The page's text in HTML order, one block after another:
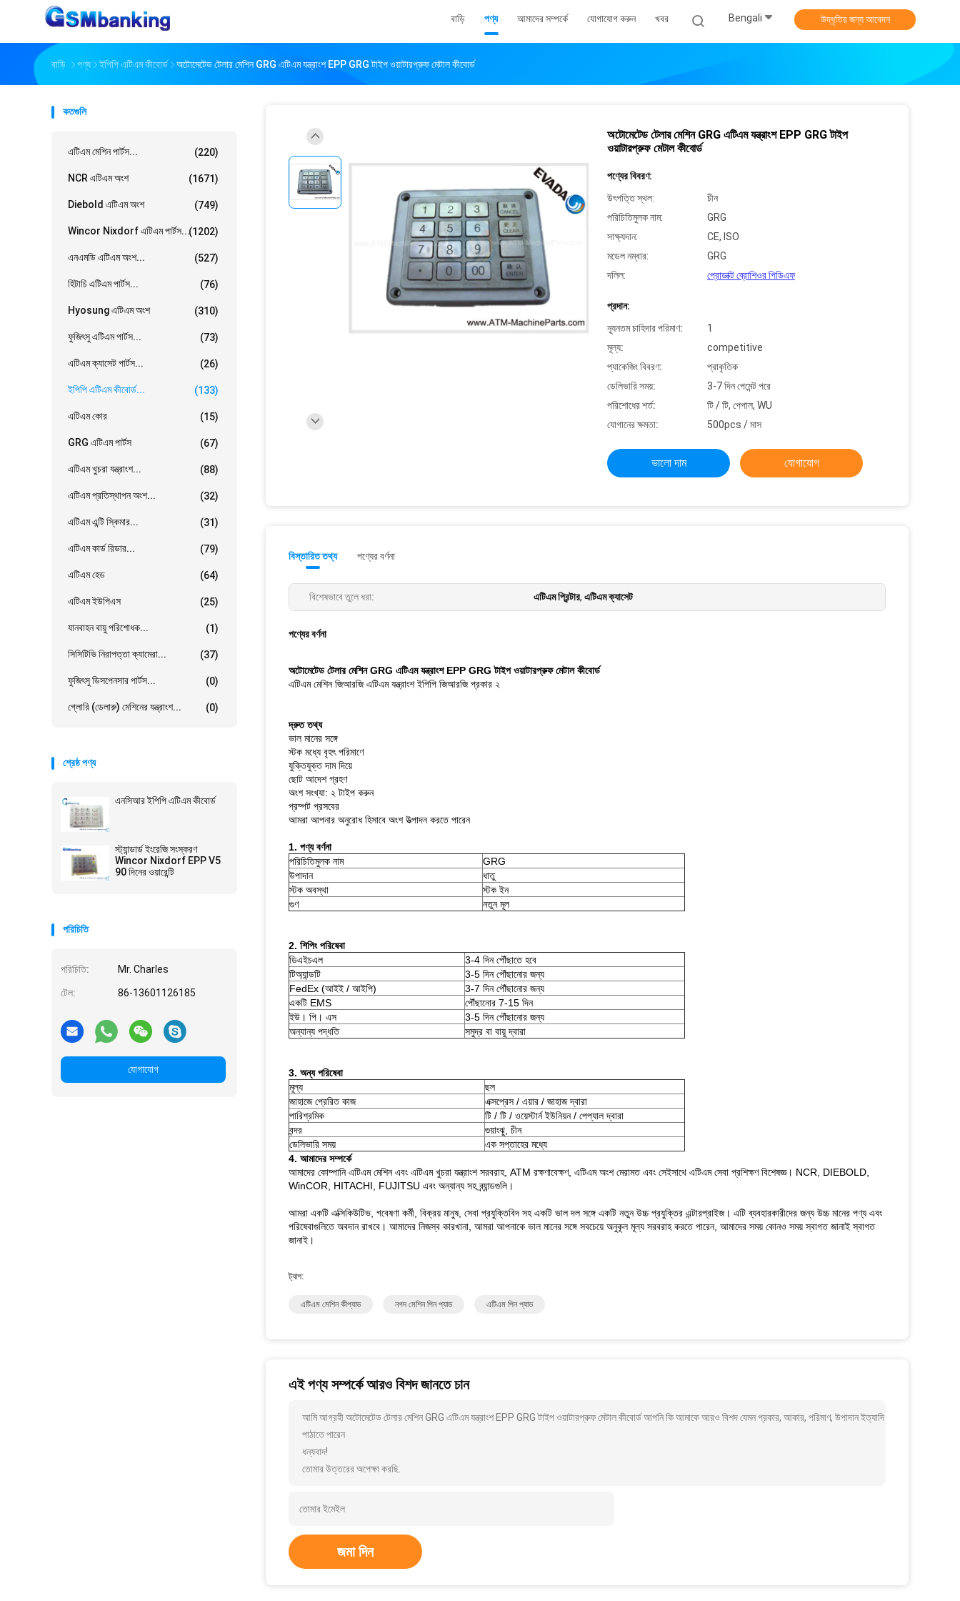
বাড়ি পণ্য আমাদের সম্পর্কে যোগাযোগ করুন খবর Bengali উদ্ধৃতির জন্য আবেদন
বাড়ি পণ্য ইপিপি এটিএম কীবোর্ড অটোমেটেড টেলার মেশিন GRG এটিএম যন্ত্রাংশ EPP GRG টাইপ ওয়াটারপ্রুফ মেটাল কীবোর্ড
কতগুলি
এটিএম মেশিন পার্টস... (220)
NCR এটিএম অংশ (1671)
Diebold এটিএম অংশ (749)
Wincor Nixdorf এটিএম পার্টস...(1202)
এনএমডি এটিএম অংশ... (527)
হিটাচি এটিএম পার্টস... (76)
Hyosung এটিএম অংশ (310)
ফুজিৎসু এটিএম পার্টস... (73)
এটিএম ক্যাসেট পার্টস... (26)
ইপিপি এটিএম কীবোর্ড... (133)
এটিএম কোর (15)
GRG এটিএম পার্টস (67)
এটিএম খুচরা যন্ত্রাংশ... (88)
এটিএম প্রতিস্থাপন অংশ... (32)
এটিএম এন্টি স্কিমার... (31)
এটিএম কার্ড রিডার... (79)
এটিএম হেড (64)
এটিএম ইউপিএস (25)
যানবাহন বায়ু পরিশোধক... (1)
সিসিটিভি নিরাপত্তা ক্যামেরা... (37)
ফুজিৎসু ডিসপেনসার পার্টস... (0)
গ্লোরি (ডেলারু) মেশিনের যন্ত্রাংশ... (0)
শ্রেষ্ঠ পণ্য
এনসিআর ইপিপি এটিএম কীবোর্ড
স্ট্যান্ডার্ড ইংরেজি সংস্করণ
Wincor Nixdorf EPP V5
90 দিনের ওয়ারেন্টি
পরিচিতি
পরিচিতি: Mr. Charles
টেল: 86-13601126185
যোগাযোগ
অটোমেটেড টেলার মেশিন GRG এটিএম যন্ত্রাংশ EPP GRG টাইপ
ওয়াটারপ্রুফ মেটাল কীবোর্ড
পণ্যের বিবরণ:
উৎপত্তি স্থল:
চীন
পরিচিতিমুলক নাম:
GRG
সাক্ষ্যদান:
CE, ISO
মডেল নম্বার:
GRG
দলিল:
প্রোডাক্ট ব্রোশিওর পিডিএফ
প্রদান:
ন্যূনতম চাহিদার পরিমাণ:
1
মূল্য:
competitive
প্যাকেজিং বিবরণ:
প্রাকৃতিক
ডেলিভারি সময়:
3-7 দিন পেমেন্ট পরে
পরিশোধের শর্ত:
টি / টি, পেপাল, WU
যোগানের ক্ষমতা:
500pcs / মাস
ভালো দাম যোগাযোগ
বিস্তারিত তথ্য পণ্যের বর্ণনা
বিশেষভাবে তুলে ধরা: এটিএম প্রিন্টার, এটিএম ক্যাসেট
পণ্যের বর্ণনা
অটোমেটেড টেলার মেশিন GRG এটিএম যন্ত্রাংশ EPP GRG টাইপ ওয়াটারপ্রুফ মেটাল কীবোর্ড
এটিএম মেশিন জিআরজি এটিএম যন্ত্রাংশ ইপিপি জিআরজি প্রকার ২
দ্রুত তথ্য
ভাল মানের সঙ্গে
স্টক মধ্যে বৃহৎ পরিমাণে
যুক্তিযুক্ত দাম দিয়ে
ছোট আদেশ গ্রহণ
অংশ সংখ্যা: ২ টাইপ করুন
প্রম্পট প্রসবের
আমরা আপনার অনুরোধ হিসাবে অংশ উত্পাদন করতে পারেন
1. পণ্য বর্ণনা
পরিচিতিমুলক নাম
GRG
উপাদান
ধাতু
স্টক অবস্থা
স্টক ইন
গুণ
নতুন মূল
2. শিপিং পরিষেবা
ডিএইচএল
3-4 দিন পৌঁছাতে হবে
টিঅ্যান্ডটি
3-5 দিন পৌঁছানোর জন্য
FedEx (আইই / আইপি)
3-7 দিন পৌঁছানোর জন্য
একটি EMS
পৌঁছানোর 7-15 দিন
ইউ। পি। এস
3-5 দিন পৌঁছানোর জন্য
অন্যান্য পদ্ধতি
সমুদ্র বা বায়ু দ্বারা
3. অন্য পরিষেবা
মূল্য
ছল
জাহাজে প্রেরিত কাজ
এক্সপ্রেস / এয়ার / জাহাজ দ্বারা
পারিশ্রমিক
টি / টি / ওয়েস্টার্ন ইউনিয়ন / পেপ্যাল ​​দ্বারা
বন্দর
গুয়াংঝু, চীন
ডেলিভারি সময়
এক সপ্তাহের মধ্যে
4. আমাদের সম্পর্কে
আমাদের কোম্পানি এটিএম মেশিন এবং এটিএম খুচরা যন্ত্রাংশ সরবরাহ, ATM রক্ষণাবেক্ষণ, এটিএম অংশ মেরামত এবং সেইসাথে এটিএম সেবা প্রশিক্ষণ বিশেষজ্ঞ। NCR, DIEBOLD,
WinCOR, HITACHI, FUJITSU এবং অন্যান্য সহ ব্র্যান্ডগুলি।
আমরা একটি এক্সিকিউটিভ, গবেষণা কর্মী, বিক্রয় মানুষ, সেবা প্রযুক্তিবিদ সহ একটি ভাল দল সঙ্গে একটি নতুন উচ্চ প্রযুক্তির এন্টারপ্রাইজ। এটি ব্যবহারকারীদের জন্য উচ্চ মানের পণ্য এবং
পরিষেবাগুলিতে অবদান রাখবে। আমাদের নিজস্ব কারখানা, আমরা আপনাকে ভাল মানের সঙ্গে সবচেয়ে অনুকূল মূল্য সরবরাহ করতে পারেন, আমাদের সময় কোনও সময় স্বাগত জানাই স্বাগত
জানাই।
ট্যাগ:
এটিএম মেশিন কীপ্যাড নগদ মেশিন পিন প্যাড এটিএম পিন প্যাড
এই পণ্য সম্পর্কে আরও বিশদ জানতে চান
আমি আগ্রহী অটোমেটেড টেলার মেশিন GRG এটিএম যন্ত্রাংশ EPP GRG টাইপ ওয়াটারপ্রুফ মেটাল কীবোর্ড আপনি কি আমাকে আরও বিশদ যেমন প্রকার, আকার, পরিমাণ, উপাদান ইত্যাদি
পাঠাতে পারেন
ধন্যবাদ!
তোমার উত্তরের অপেক্ষা করছি.
জমা দিন